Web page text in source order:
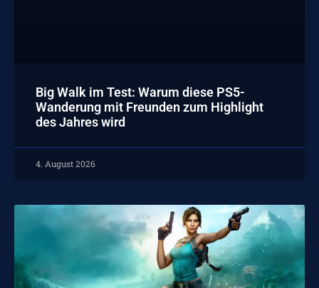
Big Walk im Test: Warum diese PS5-
Wanderung mit Freunden zum Highlight
des Jahres wird
4. August 2026